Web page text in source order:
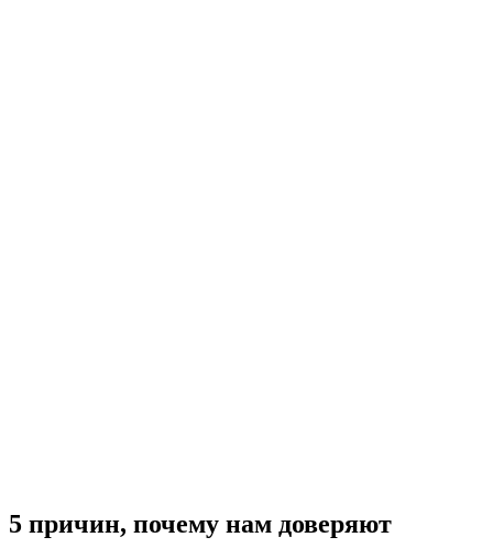
5 причин, почему нам доверяют